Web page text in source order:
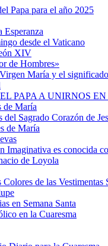
Papa para el año 2025
Esperanza
desde el Vaticano
XIV
de Hombres»
María y el
PAPA A UNIRNOS
de María
del Sagrado Corazón de
de María
Imaginativa es conocida
de Loyola
de las Vestimentas
en Semana Santa
en la Cuaresma